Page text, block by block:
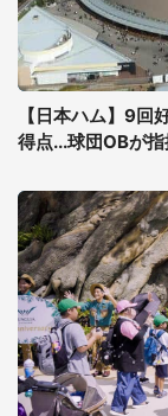
【日本ハム】9回
得点...球団OBが指